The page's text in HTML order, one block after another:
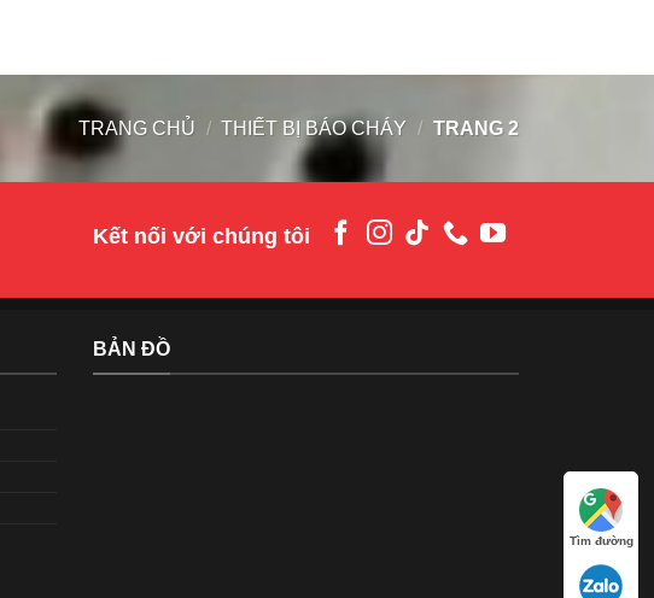
TRANG CHỦ / THIẾT BỊ BÁO CHÁY / TRANG 2
Kết nối với chúng tôi
BẢN ĐỒ
Tìm đường